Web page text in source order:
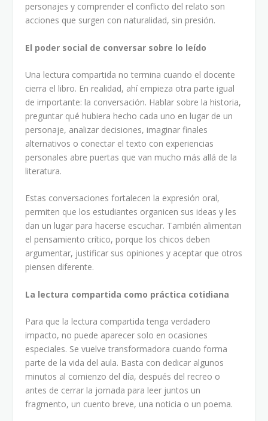
personajes y comprender el conflicto del relato son
acciones que surgen con naturalidad, sin presión.
El poder social de conversar sobre lo leído
Una lectura compartida no termina cuando el docente
cierra el libro. En realidad, ahí empieza otra parte igual
de importante: la conversación. Hablar sobre la historia,
preguntar qué hubiera hecho cada uno en lugar de un
personaje, analizar decisiones, imaginar finales
alternativos o conectar el texto con experiencias
personales abre puertas que van mucho más allá de la
literatura.
Estas conversaciones fortalecen la expresión oral,
permiten que los estudiantes organicen sus ideas y les
dan un lugar para hacerse escuchar. También alimentan
el pensamiento crítico, porque los chicos deben
argumentar, justificar sus opiniones y aceptar que otros
piensen diferente.
La lectura compartida como práctica cotidiana
Para que la lectura compartida tenga verdadero
impacto, no puede aparecer solo en ocasiones
especiales. Se vuelve transformadora cuando forma
parte de la vida del aula. Basta con dedicar algunos
minutos al comienzo del día, después del recreo o
antes de cerrar la jornada para leer juntos un
fragmento, un cuento breve, una noticia o un poema.